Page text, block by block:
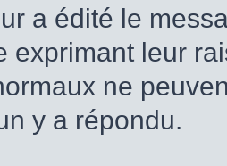
a édité le
exprimant leur
ne
y a répondu.